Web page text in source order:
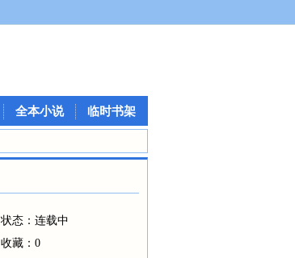
全本小说 临时书架
状态：连载中
收藏：0